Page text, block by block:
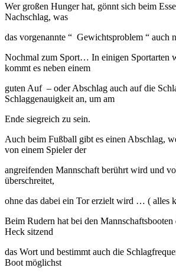
Wer großen Hunger hat, gönnt sich beim
Nachschlag, was
das vorgenannte “ Gewichtsproblem “
Nochmal zum Sport… In einigen Sportarten
kommt es neben einem
guten Auf – oder Abschlag auch auf die
Schlaggenauigkeit an, um am
Ende siegreich zu sein.
Auch beim Fußball gibt es einen Abschlag,
von einem Spieler der
angreifenden Mannschaft berührt wird und
überschreitet,
ohne das dabei ein Tor erzielt wird … ( alles
Beim Rudern hat bei den
Heck sitzend
das Wort und bestimmt auch die
Boot möglichst